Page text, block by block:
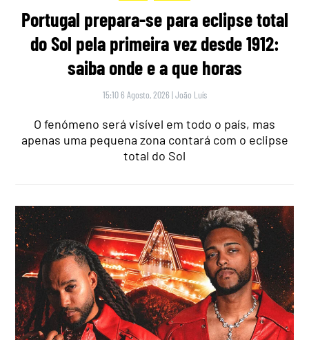
Portugal prepara-se para eclipse total
do Sol pela primeira vez desde 1912:
saiba onde e a que horas
15:10 6 Agosto, 2026 |João Luís
O fenómeno será visível em todo o país, mas
apenas uma pequena zona contará com o eclipse
total do Sol